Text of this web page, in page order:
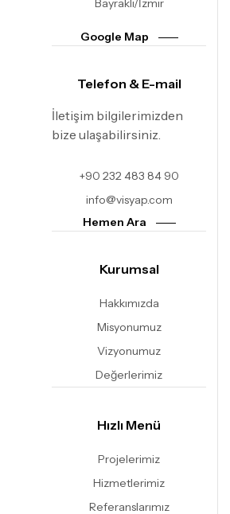
Bayraklı/İzmir
Google Map
Telefon & E-mail
İletişim bilgilerimizden
bize ulaşabilirsiniz.
+90 232 483 84 90
info@visyap.com
Hemen Ara
Kurumsal
Hakkımızda
Misyonumuz
Vizyonumuz
Değerlerimiz
Hızlı Menü
Projelerimiz
Hizmetlerimiz
Referanslarımız